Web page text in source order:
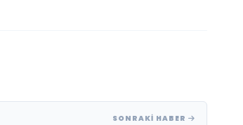
SONRAKI HABER